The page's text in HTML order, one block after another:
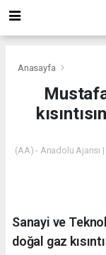
Anasayfa
(AA) - Anadolu Ajansı
Sanayi ve
doğal gaz